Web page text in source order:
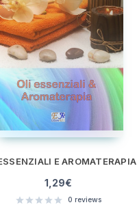
E AROMATERAPIA
1,29€
0 reviews